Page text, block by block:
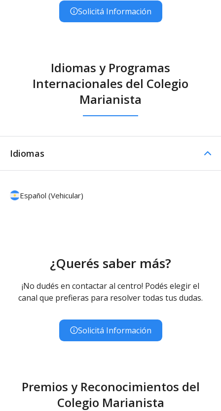
Solicitá Información
Idiomas y Programas
Internacionales del Colegio
Marianista
Idiomas
Español (Vehicular)
¿Querés saber más?
¡No dudés en contactar al centro! Podés elegir el
canal que prefieras para resolver todas tus dudas.
Solicitá Información
Premios y Reconocimientos del
Colegio Marianista